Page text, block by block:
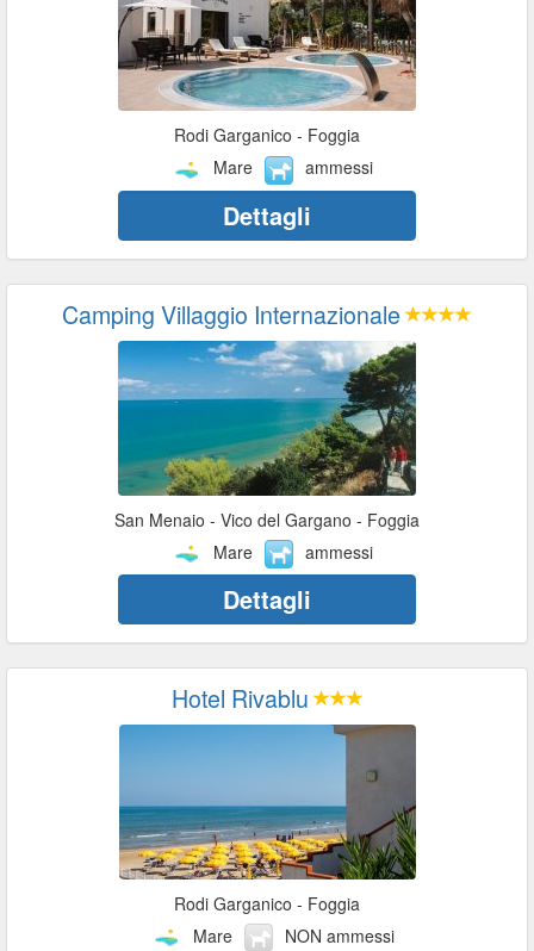
Rodi Garganico - Foggia
Mare
ammessi
Dettagli
Camping Villaggio Internazionale
San Menaio - Vico del Gargano - Foggia
Mare
ammessi
Dettagli
Hotel Rivablu
Rodi Garganico - Foggia
Mare
NON ammessi